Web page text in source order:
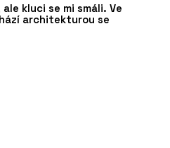
kluci se mi smáli. Ve
architekturou se